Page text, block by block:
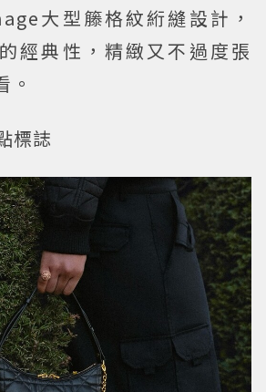
大型籐格紋絎縫設計，
經典性，精緻又不過度張
。
標誌